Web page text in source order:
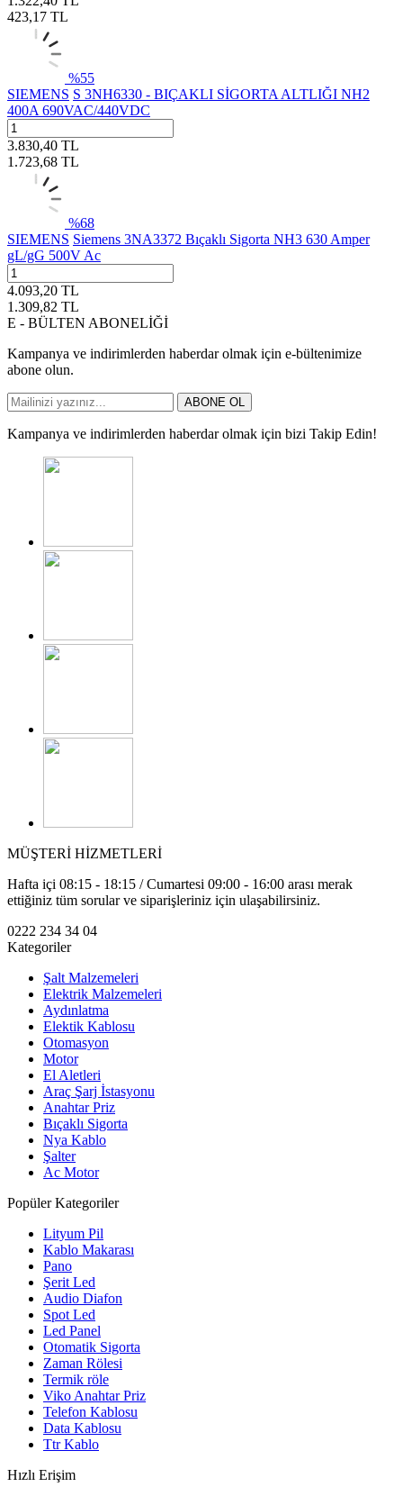
423,17 TL
%55
SIEMENS S 3NH6330 - BIÇAKLI SİGORTA ALTLIĞI NH2
400A 690VAC/440VDC
3.830,40 TL
1.723,68 TL
%68
SIEMENS Siemens 3NA3372 Bıçaklı Sigorta NH3 630 Amper
gL/gG 500V Ac
4.093,20 TL
1.309,82 TL
E - BÜLTEN ABONELİĞİ
Kampanya ve indirimlerden haberdar olmak için e-bültenimize
abone olun.
ABONE OL
Kampanya ve indirimlerden haberdar olmak için bizi Takip Edin!
MÜŞTERİ HİZMETLERİ
Hafta içi 08:15 - 18:15 / Cumartesi 09:00 - 16:00 arası merak
ettiğiniz tüm sorular ve siparişleriniz için ulaşabilirsiniz.
0222 234 34 04
Kategoriler
Şalt Malzemeleri
Elektrik Malzemeleri
Aydınlatma
Elektik Kablosu
Otomasyon
Motor
El Aletleri
Araç Şarj İstasyonu
Anahtar Priz
Bıçaklı Sigorta
Nya Kablo
Şalter
Ac Motor
Popüler Kategoriler
Lityum Pil
Kablo Makarası
Pano
Şerit Led
Audio Diafon
Spot Led
Led Panel
Otomatik Sigorta
Zaman Rölesi
Termik röle
Viko Anahtar Priz
Telefon Kablosu
Data Kablosu
Ttr Kablo
Hızlı Erişim